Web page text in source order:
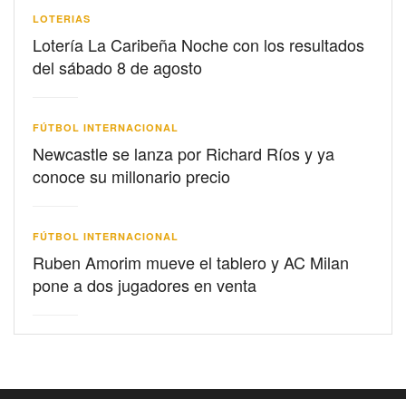
LOTERIAS
Lotería La Caribeña Noche con los resultados
del sábado 8 de agosto
FÚTBOL INTERNACIONAL
Newcastle se lanza por Richard Ríos y ya
conoce su millonario precio
FÚTBOL INTERNACIONAL
Ruben Amorim mueve el tablero y AC Milan
pone a dos jugadores en venta